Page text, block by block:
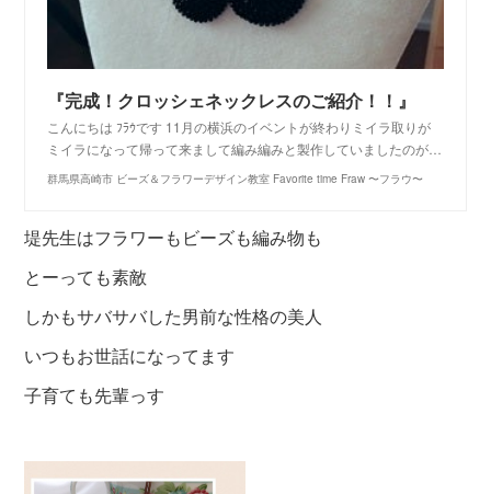
『完成！クロッシェネックレスのご紹介！！』
こんにちは ﾌﾗｳです 11月の横浜のイベントが終わりミイラ取りが
ミイラになって帰って来まして編み編みと製作していましたのが…
群馬県高崎市 ビーズ＆フラワーデザイン教室 Favorite time Fraw 〜フラウ〜
堤先生はフラワーもビーズも編み物も
とーっても素敵
しかもサバサバした男前な性格の美人
いつもお世話になってます
子育ても先輩っす